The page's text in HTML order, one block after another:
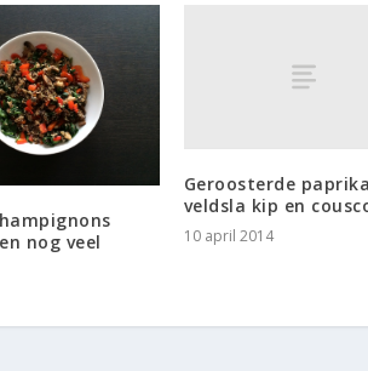
nog veel
Geroosterde
veldsla kip en
10 april 2014